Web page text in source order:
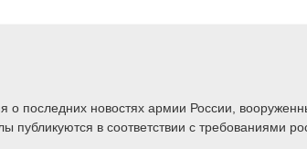
последних новостях армии России,
в соответствии с требованиями